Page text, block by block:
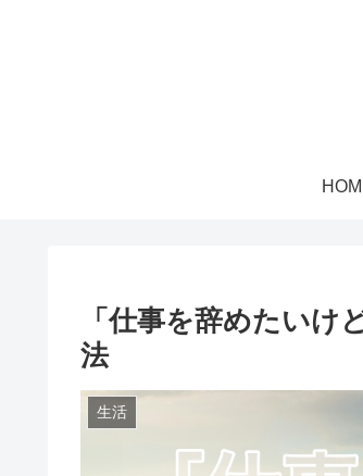
「仕事を辞めたい
法
生活